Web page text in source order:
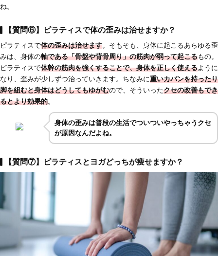
ね。
【質問⑥】ピラティスで体の歪みは治せますか？
ピラティスで体の歪みは治せます。そもそも、身体に起こるあらゆる歪
みは、身体の軸である「骨盤や背骨周り」の筋肉が弱って起こるもの。
ピラティスで体幹の筋肉を強くすることで、身体を正しく使えるように
なり、歪みが少しずつ治っていきます。ちなみに重いカバンを持ったり
脚を組むと身体はどうしてもゆがむので、そういったクセの改善もでき
るとより効果的。
身体の歪みは普段の生活でついついやっちゃうクセ
が原因なんだよね。
【質問⑦】ピラティスとヨガどっちが痩せますか？